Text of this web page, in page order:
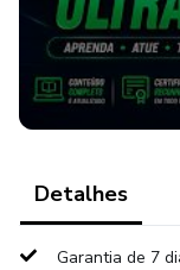
Ao final do
de presença
Duração
Detalhes
Garantia de 7